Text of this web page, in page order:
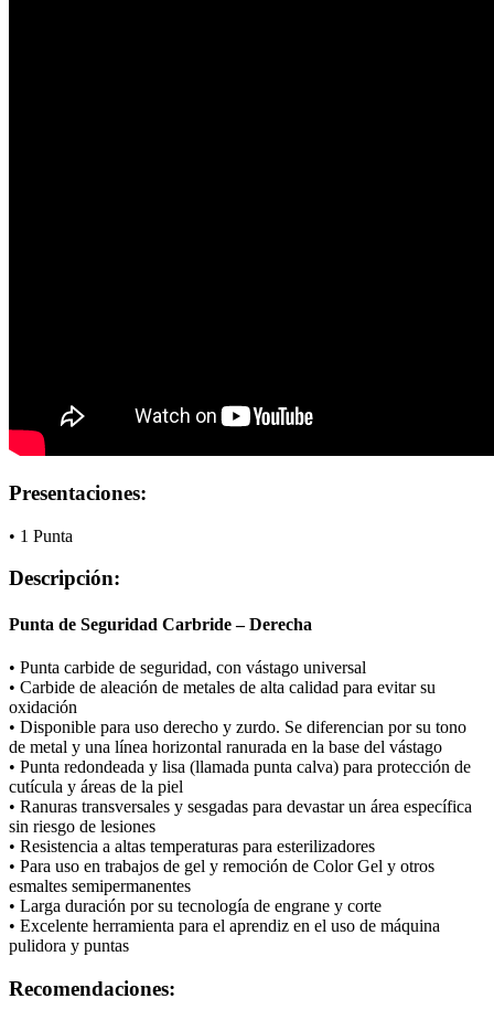
Presentaciones:
• 1 Punta
Descripción:
Punta de Seguridad Carbride – Derecha
• Punta carbide de seguridad, con vástago universal
• Carbide de aleación de metales de alta calidad para evitar su
oxidación
• Disponible para uso derecho y zurdo. Se diferencian por su tono
de metal y una línea horizontal ranurada en la base del vástago
• Punta redondeada y lisa (llamada punta calva) para protección de
cutícula y áreas de la piel
• Ranuras transversales y sesgadas para devastar un área específica
sin riesgo de lesiones
• Resistencia a altas temperaturas para esterilizadores
• Para uso en trabajos de gel y remoción de Color Gel y otros
esmaltes semipermanentes
• Larga duración por su tecnología de engrane y corte
• Excelente herramienta para el aprendiz en el uso de máquina
pulidora y puntas
Recomendaciones: